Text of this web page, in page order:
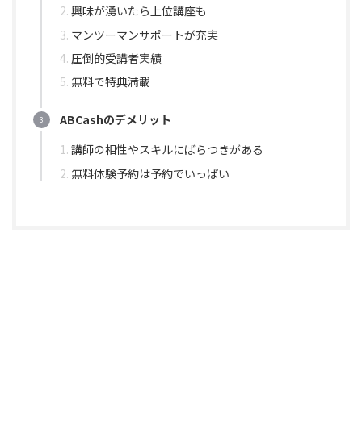
興味が湧いたら上位講座も
マンツーマンサポートが充実
圧倒的受講者実績
無料で特典満載
ABCashのデメリット
講師の相性やスキルにばらつきがある
無料体験予約は予約でいっぱい